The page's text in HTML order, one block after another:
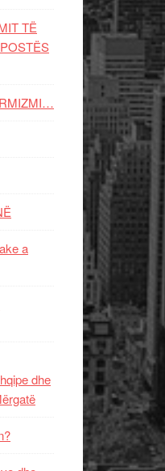
TË
a
dhe